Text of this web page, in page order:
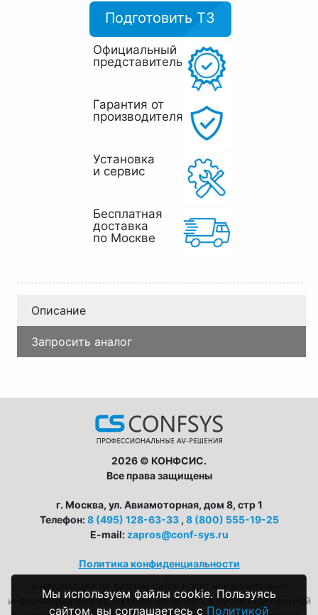
CONFSYS
С радостью ответим на ваши
вопросы!
Подготовить ТЗ
Официальный
представитель
Гарантия от
производителя
Установка
и сервис
Бесплатная
доставка
по Москве
Описание
Запросить аналог
2026 © КОНФСИС.
Все права защищены
г. Москва, ул. Авиамоторная, дом 8, стр 1
Телефон:8 (495) 128-63-33 , 8 (800) 555-19-25
E-mail: zapros@conf-sys.ru
Политика конфиденциальности
информационный характер и не является публичной офертой
Мы используем файлы cookie. Пользуясь
сайтом, вы соглашаетесь с Политикой